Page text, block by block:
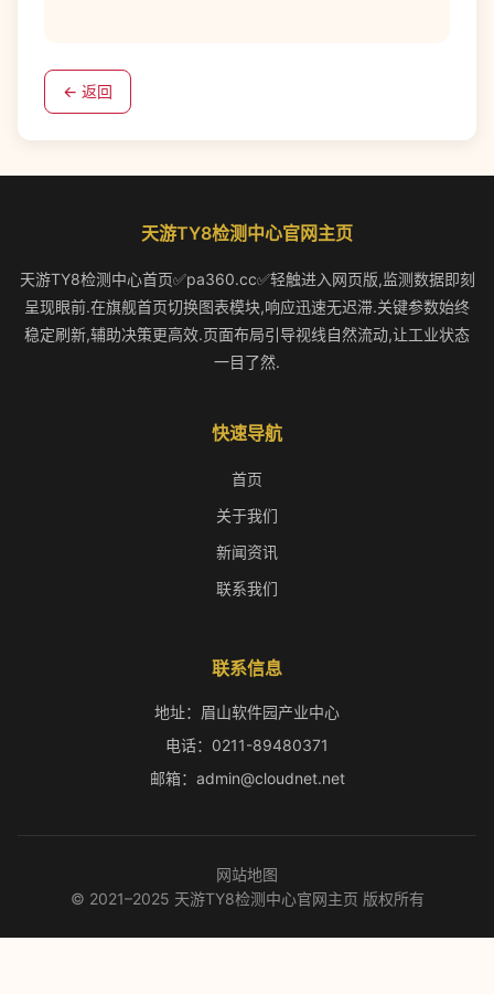
← 返回
天游TY8检测中心官网主页
天游TY8检测中心首页✅pa360.cc✅轻触进入网页版,监测数据即刻
呈现眼前.在旗舰首页切换图表模块,响应迅速无迟滞.关键参数始终
稳定刷新,辅助决策更高效.页面布局引导视线自然流动,让工业状态
一目了然.
快速导航
首页
关于我们
新闻资讯
联系我们
联系信息
地址：眉山软件园产业中心
电话：0211-89480371
邮箱：admin@cloudnet.net
网站地图
© 2021–2025 天游TY8检测中心官网主页 版权所有